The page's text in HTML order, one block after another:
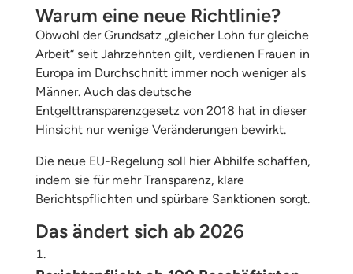
Warum eine neue Richtlinie?
Obwohl der Grundsatz „gleicher Lohn für gleiche
Arbeit“ seit Jahrzehnten gilt, verdienen Frauen in
Europa im Durchschnitt immer noch weniger als
Männer. Auch das deutsche
Entgelttransparenzgesetz von 2018 hat in dieser
Hinsicht nur wenige Veränderungen bewirkt.
Die neue EU-Regelung soll hier Abhilfe schaffen,
indem sie für mehr Transparenz, klare
Berichtspflichten und spürbare Sanktionen sorgt.
Das ändert sich ab 2026